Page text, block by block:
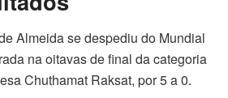
Almeida se despediu do Mundial
na oitavas de final da categoria
Chuthamat Raksat, por 5 a 0.